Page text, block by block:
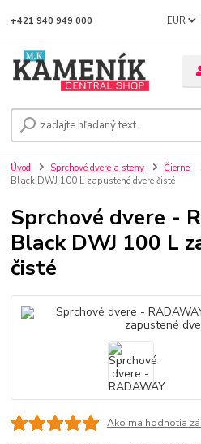
EUR
+421 940 949 000
Úvod Sprchové dvere a steny Čierne
Black DWJ 100 L zapustené dvere čisté
Sprchové dvere -
Black DWJ 100 L
čisté
Ako ma hodnotia